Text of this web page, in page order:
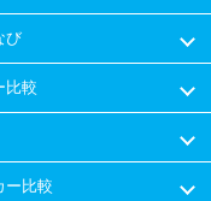
び
比較
ー比較